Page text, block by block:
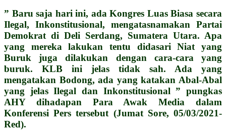
” Baru saja hari ini, ada Kongres Luas Biasa secara
Ilegal, Inkonstitusional, mengatasnamakan Partai
Demokrat di Deli Serdang, Sumatera Utara. Apa
yang mereka lakukan tentu didasari Niat yang
Buruk juga dilakukan dengan cara-cara yang
buruk. KLB ini jelas tidak sah. Ada yang
mengatakan Bodong, ada yang katakan Abal-Abal
yang jelas Ilegal dan Inkonstitusional ” pungkas
AHY dihadapan Para Awak Media dalam
Konferensi Pers tersebut (Jumat Sore, 05/03/2021-
Red).